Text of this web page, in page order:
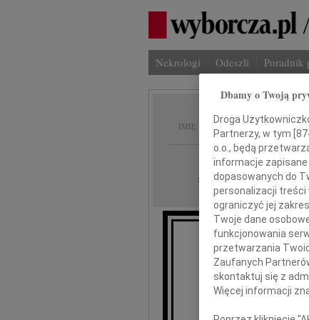
Nekrologi Odeszli Poradnik
IMIĘ I NAZWISKO:
REGION: Warszawa,
DATA EMISJI: 02.11.2013
Dbamy o Twoją
Droga
Partnerzy, w tym [
o.o., będą
informacje
dopasowanych do
personalizacji treści
ograniczyć jej
Twoje dane
funkcjonowania
przetwarzania
Zaufanych
skontaktuj się z
Więcej informacji